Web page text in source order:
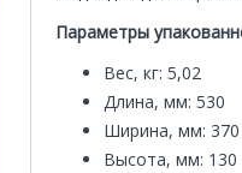
Специальная
20 000р.
Параметры
Вес, кг: 5,02
Длина, мм: 530
Ширина, мм: 370
Высота, мм: 130